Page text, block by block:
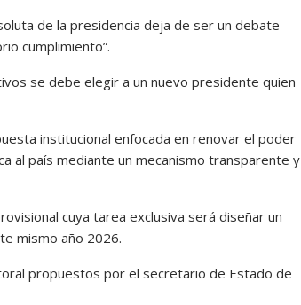
de la presidencia deja de ser un debate
cumplimiento”.
se debe elegir a un nuevo presidente quien
institucional enfocada en renovar el poder
al país mediante un mecanismo transparente y
cuya tarea exclusiva será diseñar un
mismo año 2026.
propuestos por el secretario de Estado de